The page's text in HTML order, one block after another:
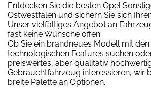
Entdecken Sie die besten Opel
Ostwestfalen und sichern Sie sich
Unser vielfältiges Angebot an
fast keine Wünsche offen.
Ob Sie ein brandneues Modell mit
technologischen Features suchen
preiswertes, aber qualitativ
Gebrauchtfahrzeug interessieren, wir
breite Palette an Optionen.